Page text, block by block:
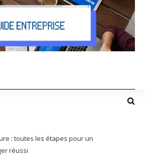
: toutes les étapes pour un
réussi